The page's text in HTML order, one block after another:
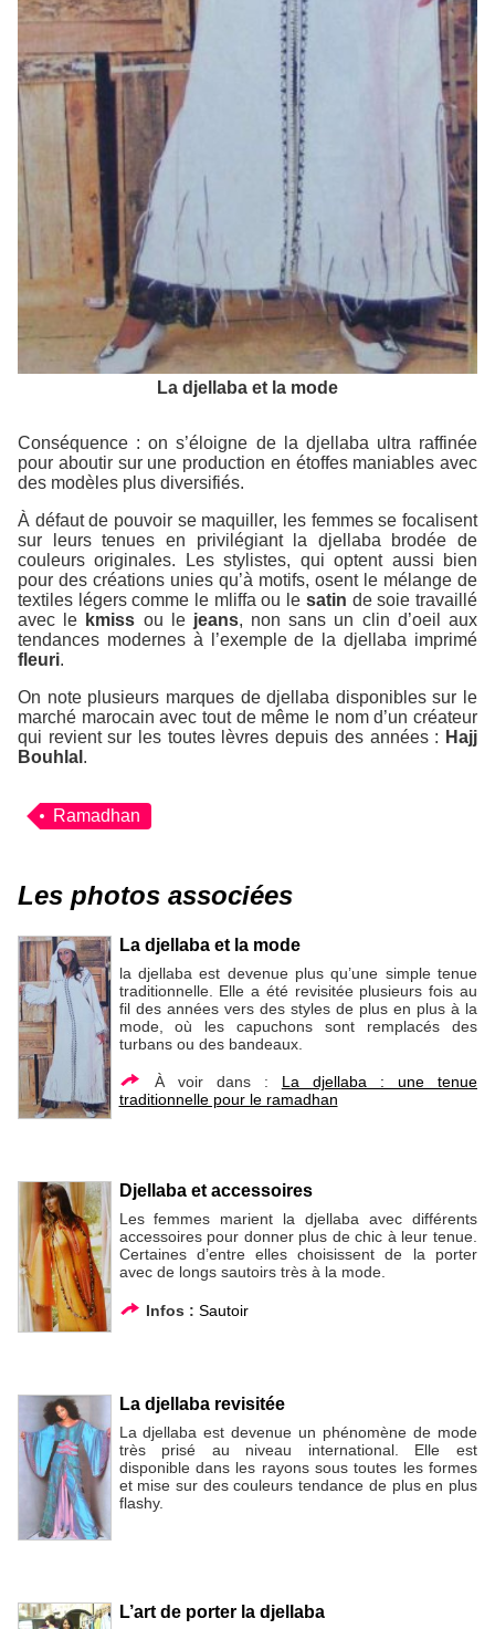
La djellaba et la mode
Conséquence : on s’éloigne de la djellaba ultra raffinée
pour aboutir sur une production en étoffes maniables avec
des modèles plus diversifiés.
À défaut de pouvoir se maquiller, les femmes se focalisent
sur leurs tenues en privilégiant la djellaba brodée de
couleurs originales. Les stylistes, qui optent aussi bien
pour des créations unies qu’à motifs, osent le mélange de
textiles légers comme le mliffa ou le satin de soie travaillé
avec le kmiss ou le jeans, non sans un clin d’oeil aux
tendances modernes à l’exemple de la djellaba imprimé
fleuri.
On note plusieurs marques de djellaba disponibles sur le
marché marocain avec tout de même le nom d’un créateur
qui revient sur les toutes lèvres depuis des années : Hajj
Bouhlal .
Ramadhan
Les photos associées
La djellaba et la mode
la djellaba est devenue plus qu’une simple tenue
traditionnelle. Elle a été revisitée plusieurs fois au
fil des années vers des styles de plus en plus à la
mode, où les capuchons sont remplacés des
turbans ou des bandeaux.
À voir dans : La djellaba : une tenue
traditionnelle pour le ramadhan
Djellaba et accessoires
Les femmes marient la djellaba avec différents
accessoires pour donner plus de chic à leur tenue.
Certaines d’entre elles choisissent de la porter
avec de longs sautoirs très à la mode.
Infos : Sautoir
La djellaba revisitée
La djellaba est devenue un phénomène de mode
très prisé au niveau international. Elle est
disponible dans les rayons sous toutes les formes
et mise sur des couleurs tendance de plus en plus
flashy.
L’art de porter la djellaba